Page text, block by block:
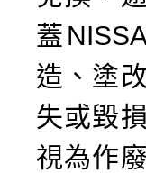
蓋
造、塗
失或毀
視為作